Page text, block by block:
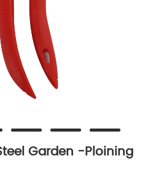
Garden -Ploining